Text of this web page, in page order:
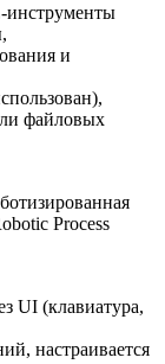
инструменты
и
файловых
Process
UI (клавиатура,
настраивается